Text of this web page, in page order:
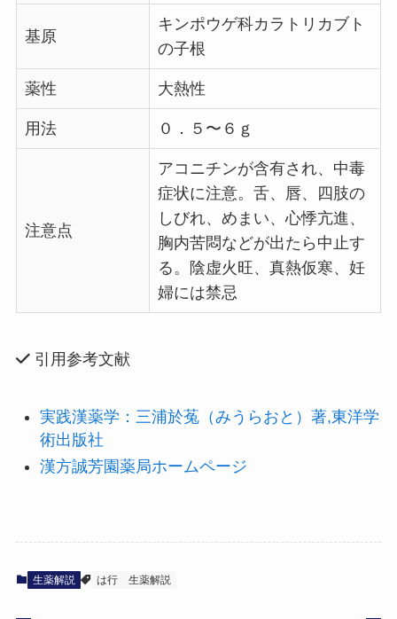
基原
キンポウゲ科カラトリカブト
の子根
薬性 大熱性
用法 ０．５〜６ｇ
注意点
アコニチンが含有され、中毒
症状に注意。舌、唇、四肢の
しびれ、めまい、心悸亢進、
胸内苦悶などが出たら中止す
る。陰虚火旺、真熱仮寒、妊
婦には禁忌
引用参考文献
実践漢薬学：三浦於菟（みうらおと）著,東洋学
術出版社
漢方誠芳園薬局ホームページ
生薬解説 は行 生薬解説